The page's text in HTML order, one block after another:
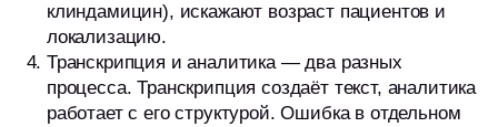
клиндамицин), искажают возраст пациентов и
локализацию.
Транскрипция и аналитика — два разных
процесса. Транскрипция создаёт текст, аналитика
работает с его структурой. Ошибка в отдельном